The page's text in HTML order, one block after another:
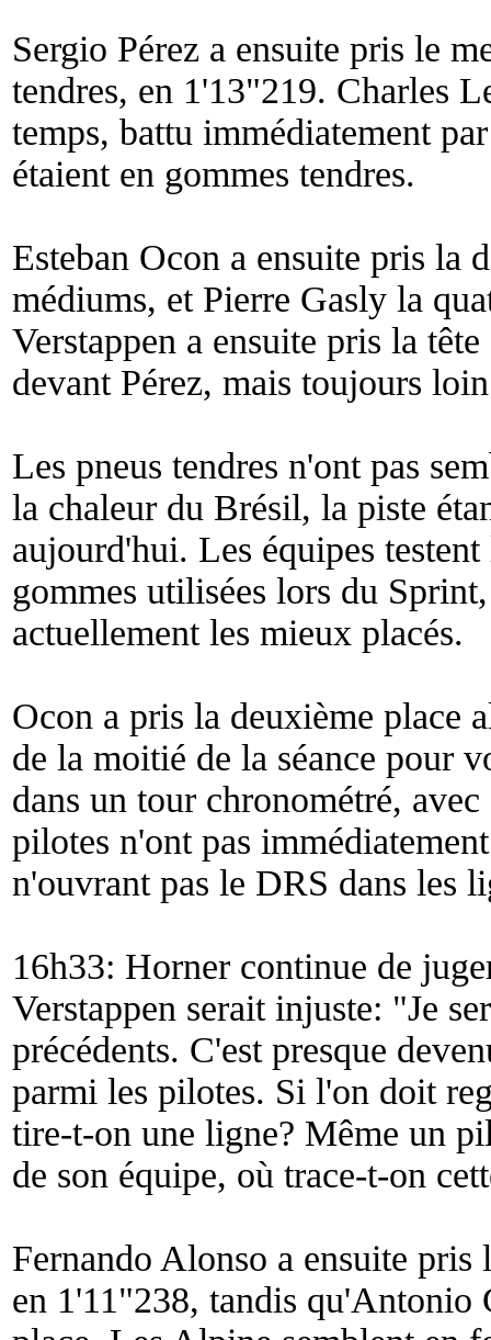
Sergio Pérez a ensuite pris le
tendres, en 1'13"219. Charles
temps, battu immédiatement
étaient en gommes tendres.
Esteban Ocon a ensuite pris la
médiums, et Pierre Gasly la
Verstappen a ensuite pris la
devant Pérez, mais toujours
Les pneus tendres n'ont pas
la chaleur du Brésil, la piste
aujourd'hui. Les équipes
gommes utilisées lors du
actuellement les mieux placés.
Ocon a pris la deuxième place
de la moitié de la séance pour
dans un tour chronométré,
pilotes n'ont pas
n'ouvrant pas le DRS dans les
16h33: Horner continue de
Verstappen serait injuste: "Je
précédents. C'est presque
parmi les pilotes. Si l'on doit
tire-t-on une ligne? Même un
de son équipe, où trace-t-on
Fernando Alonso a ensuite pris
en 1'11"238, tandis